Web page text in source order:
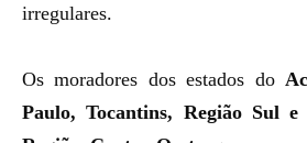
irregulares.
Os moradores dos estados do
Paulo, Tocantins, Região Sul e